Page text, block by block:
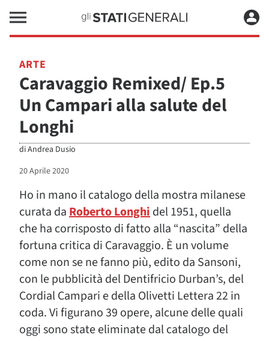
ARTE
Caravaggio Remixed/ Ep.5
Un Campari alla salute del
Longhi
diAndrea Dusio
20 Aprile 2020
Ho in mano il catalogo della mostra milanese
curata daRoberto Longhidel 1951, quella
che ha corrisposto di fatto alla “nascita” della
fortuna critica di Caravaggio. È un volume
come non se ne fanno più, edito da Sansoni,
con le pubblicità del Dentifricio Durban’s, del
Cordial Campari e della Olivetti Lettera 22 in
coda. Vi figurano 39 opere, alcune delle quali
oggi sono state eliminate dal catalogo del